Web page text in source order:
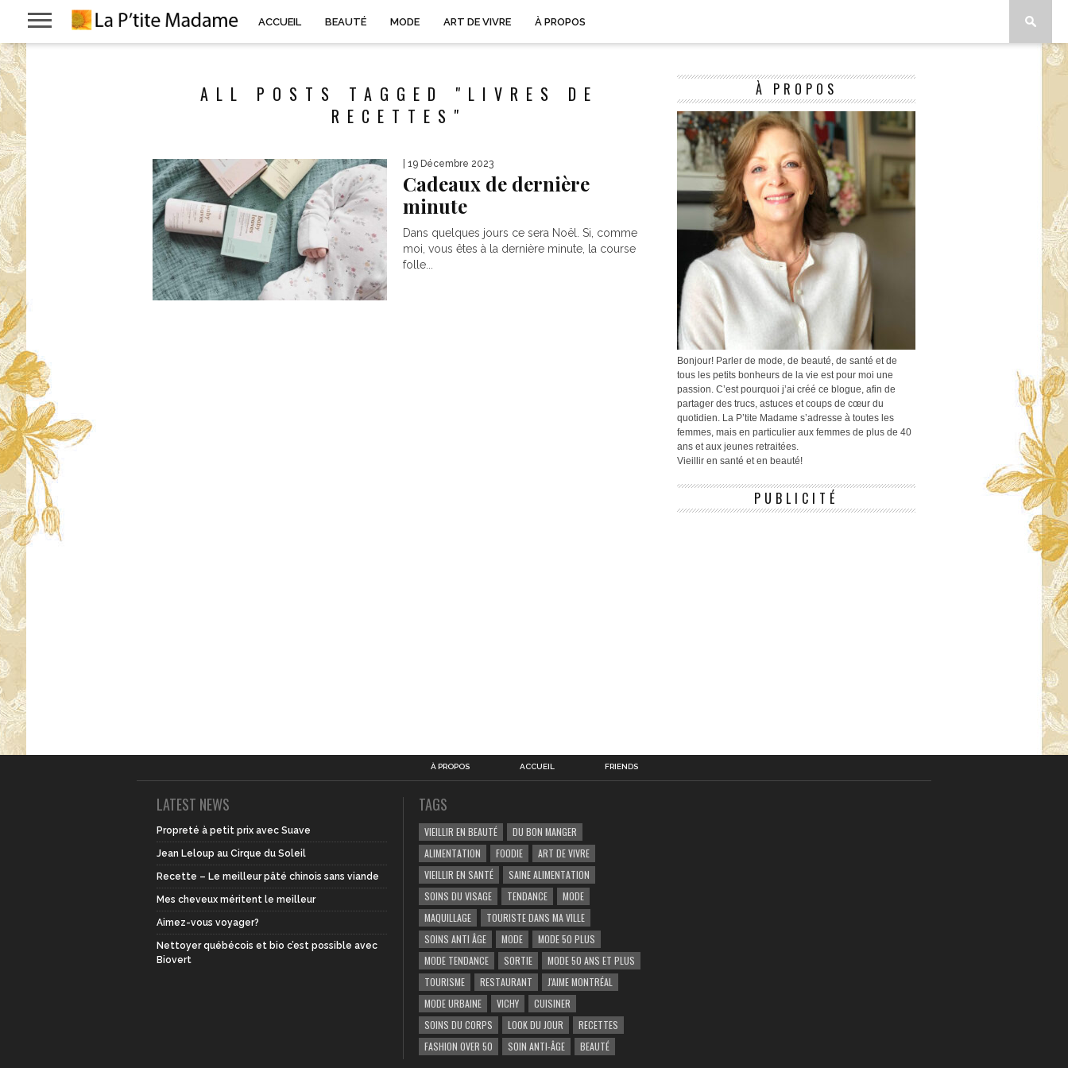
ACCUEIL BEAUTÉ MODE ART DE VIVRE À PROPOS
ALL POSTS TAGGED "LIVRES DE
RECETTES"
| 19 Décembre 2023
Cadeaux de dernière
minute
Dans quelques jours ce sera Noël. Si, comme
moi, vous êtes à la dernière minute, la course
folle...
À PROPOS
Bonjour! Parler de mode, de beauté, de santé et de
tous les petits bonheurs de la vie est pour moi une
passion. C’est pourquoi j’ai créé ce blogue, afin de
partager des trucs, astuces et coups de cœur du
quotidien. La P’tite Madame s’adresse à toutes les
femmes, mais en particulier aux femmes de plus de 40
ans et aux jeunes retraitées.
Vieillir en santé et en beauté!
PUBLICITÉ
À PROPOS ACCUEIL FRIENDS
LATEST NEWS
Propreté à petit prix avec Suave
Jean Leloup au Cirque du Soleil
Recette – Le meilleur pâté chinois sans viande
Mes cheveux méritent le meilleur
Aimez-vous voyager?
Nettoyer québécois et bio c’est possible avec
Biovert
TAGS
VIEILLIR EN BEAUTÉ
DU BON MANGER
ALIMENTATION
FOODIE
ART DE VIVRE
VIEILLIR EN SANTÉ
SAINE ALIMENTATION
SOINS DU VISAGE
TENDANCE
MODE
MAQUILLAGE
TOURISTE DANS MA VILLE
SOINS ANTI ÂGE
MODE
MODE 50 PLUS
MODE TENDANCE
SORTIE
MODE 50 ANS ET PLUS
TOURISME
RESTAURANT
J'AIME MONTRÉAL
MODE URBAINE
VICHY
CUISINER
SOINS DU CORPS
LOOK DU JOUR
RECETTES
FASHION OVER 50
SOIN ANTI-ÂGE BEAUTÉ